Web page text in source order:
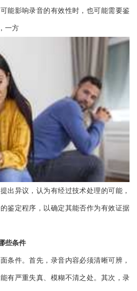
能影响录音的有效性时，也可能需要鉴
一方
出异议，认为有经过技术处理的可能，
鉴定程序，以确定其能否作为有效证据
些条件
条件。首先，录音内容必须清晰可辨，
有严重失真、模糊不清之处。其次，录